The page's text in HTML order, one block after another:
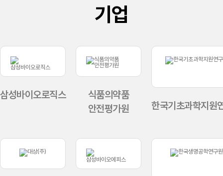
기업
삼성바이오로직스
식품의약품
안전평가원
한국기초과학지원